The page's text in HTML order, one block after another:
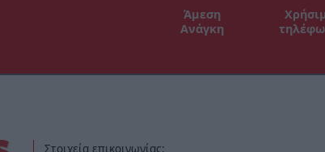
Άμεση
Ανάγκη
Στοιχεία επικοινωνίας: